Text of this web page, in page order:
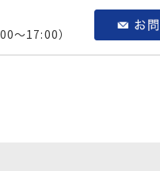
～17:00）